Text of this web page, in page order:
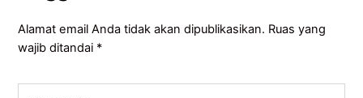
Alamat email Anda tidak akan dipublikasikan. Ruas yang
wajib ditandai *